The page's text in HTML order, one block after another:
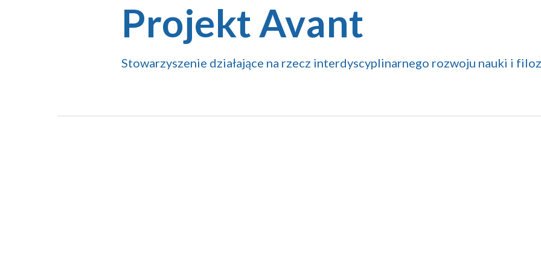
Projekt Avant
Stowarzyszenie działające na rzecz interdyscyplinarnego rozwoju nauki i